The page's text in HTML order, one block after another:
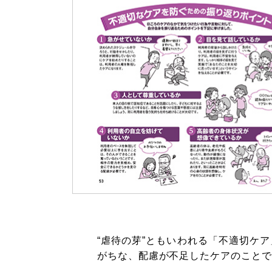
“虐待の芽”ともいわれる「不適切ケ
がちな、配慮が不足したケアのこと